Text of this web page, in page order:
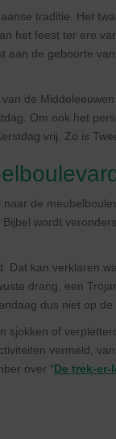
traditie. Het
het feest ter ere
aan de geboorte
de
Om ook het
vrij. Zo is
de
wordt
Dat kan verklaren
drang, een
dus niet op de
sjokken of
vermeld,
over “De trek-